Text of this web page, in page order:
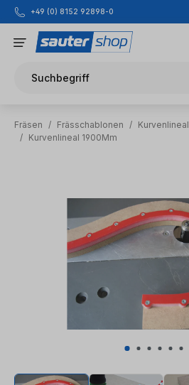
Zum Hauptinhalt springen
+49 (0) 8152 92898-0
Suchbegriff
Fräsen / Frässchablonen / Kurvenlineal
/ Kurvenlineal 1900Mm